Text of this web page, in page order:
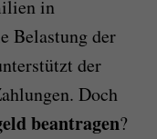
in
Belastung der
der
Doch
beantragen?